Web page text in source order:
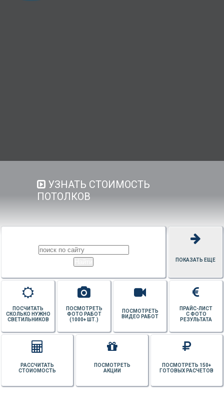
УЗНАТЬ СТОИМОСТЬ
ПОТОЛКОВ
ПОКАЗАТЬ ЕЩЕ
ПРАЙС-ЛИСТ
С ФОТО
РЕЗУЛЬТАТА
ПОСМОТРЕТЬ
ВИДЕО РАБОТ
ПОСМОТРЕТЬ
ФОТО РАБОТ
(1000+ ШТ.)
ПОСЧИТАТЬ
СКОЛЬКО НУЖНО
СВЕТИЛЬНИКОВ
ПОСМОТРЕТЬ 150+
ГОТОВЫХ РАСЧЕТОВ
ПОСМОТРЕТЬ
АКЦИИ
РАССЧИТАТЬ
СТОИОМОСТЬ